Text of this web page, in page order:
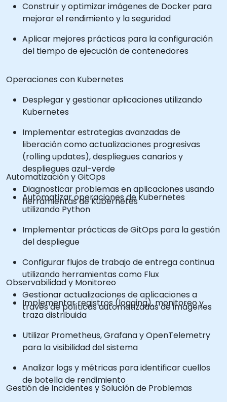
Construir y optimizar imágenes de Docker para
mejorar el rendimiento y la seguridad
Aplicar mejores prácticas para la configuración
del tiempo de ejecución de contenedores
Operaciones con Kubernetes
Desplegar y gestionar aplicaciones utilizando
Kubernetes
Implementar estrategias avanzadas de
liberación como actualizaciones progresivas
(rolling updates), despliegues canarios y
despliegues azul-verde
Diagnosticar problemas en aplicaciones usando
herramientas de Kubernetes
Automatización y GitOps
Automatizar operaciones de Kubernetes
utilizando Python
Implementar prácticas de GitOps para la gestión
del despliegue
Configurar flujos de trabajo de entrega continua
utilizando herramientas como Flux
Gestionar actualizaciones de aplicaciones a
través de políticas automatizadas de imágenes
Observabilidad y Monitoreo
Implementar registros (logging), monitoreo y
traza distribuida
Utilizar Prometheus, Grafana y OpenTelemetry
para la visibilidad del sistema
Analizar logs y métricas para identificar cuellos
de botella de rendimiento
Gestión de Incidentes y Solución de Problemas